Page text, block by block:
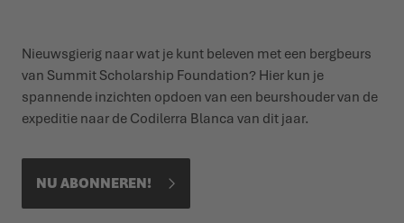
Nieuwsgierig naar wat je kunt beleven met een bergbeurs
van Summit Scholarship Foundation? Hier kun je
spannende inzichten opdoen van een beurshouder van de
expeditie naar de Codilerra Blanca van dit jaar.
NU ABONNEREN!